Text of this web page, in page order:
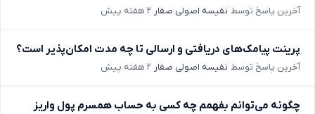
آخرین پاسخ توسط نفیسه اصولی صفار ۲ هفته پیش
پرینت پیامک‌های دریافتی و ارسالی تا چه مدت امکان‌پذیر است؟
آخرین پاسخ توسط نفیسه اصولی صفار ۲ هفته پیش
چگونه می‌توانم بفهمم چه کسی به حساب همسرم پول واریز